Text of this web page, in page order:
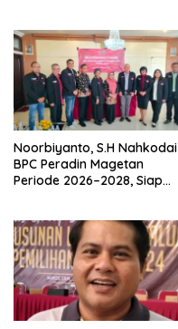
Noorbiyanto, S.H Nahkodai
BPC Peradin Magetan
Periode 2026–2028, Siap